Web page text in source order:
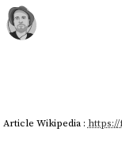
Article Wikipedia :